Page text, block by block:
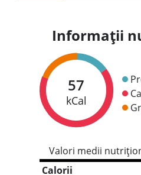
Informații
57
kCal
Valori medii
Calorii